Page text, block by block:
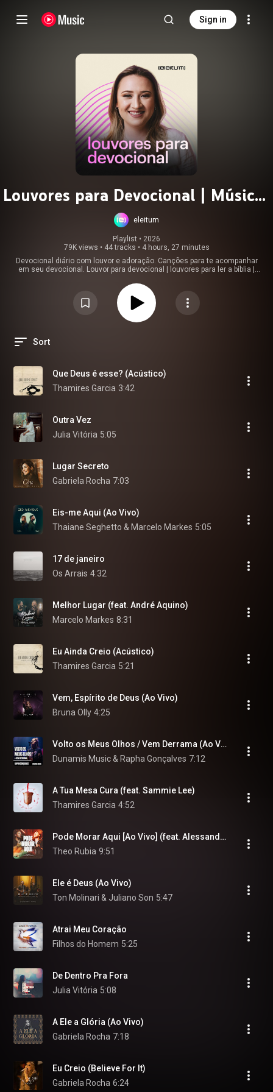
Sign in
Louvores para Devocional | Músicas
para Devocional
eleitum
Playlist • 2026
79K views • 44 tracks • 4 hours, 27 minutes
Devocional diário com louvor e adoração. Canções para te acompanhar
em seu devocional. Louvor para devocional | louvores para ler a bíblia |
na palavra - Foto: Thamires Garcia
Sort
Que Deus é esse? (Acústico)
Thamires Garcia 3:42
Outra Vez
Julia Vitória 5:05
Lugar Secreto
Gabriela Rocha 7:03
Eis-me Aqui (Ao Vivo)
Thaiane Seghetto & Marcelo Markes 5:05
17 de janeiro
Os Arrais 4:32
Melhor Lugar (feat. André Aquino)
Marcelo Markes 8:31
Eu Ainda Creio (Acústico)
Thamires Garcia 5:21
Vem, Espírito de Deus (Ao Vivo)
Bruna Olly 4:25
Volto os Meus Olhos / Vem Derrama (Ao Vivo)
Dunamis Music & Rapha Gonçalves 7:12
A Tua Mesa Cura (feat. Sammie Lee)
Thamires Garcia 4:52
Pode Morar Aqui [Ao Vivo] (feat. Alessandro Vilas Boas)
Theo Rubia 9:51
Ele é Deus (Ao Vivo)
Ton Molinari & Juliano Son 5:47
Atrai Meu Coração
Filhos do Homem 5:25
De Dentro Pra Fora
Julia Vitória 5:08
A Ele a Glória (Ao Vivo)
Gabriela Rocha 7:18
Eu Creio (Believe For It)
Gabriela Rocha 6:24